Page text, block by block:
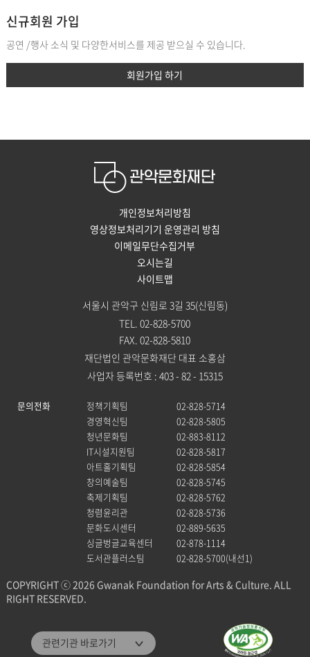
신규회원 가입
공연 /행사 소식 및 다양한서비스를 제공 받으실 수 있습니다.
회원가입 하기
관련기관 바로가기
관악문화재단
개인정보처리방침
영상정보처리기기 운영관리 방침
이메일무단수집거부
오시는길
사이트맵
서울시 관악구 신림로 3길 35(신림동)
TEL. 02-828-5700
FAX. 02-828-5810
재단법인 관악문화재단 대표 소홍삼
사업자 등록번호 : 403 - 82 - 15315
문의전화 정책기획팀
02-828-5714
경영혁신팀
02-828-5805
청년문화팀
02-883-8112
IT시설지원팀
02-828-5817
아트홀기획팀
02-828-5854
창의예술팀
02-828-5745
축제기획팀
02-828-5762
청렴윤리관
02-828-5736
문화도시센터
02-889-5635
싱글벙글교육센터
02-878-1114
도서관플러스팀
02-828-5700(내선1)
COPYRIGHT ⓒ 2026 Gwanak Foundation for Arts & Culture. ALL
RIGHT RESERVED.